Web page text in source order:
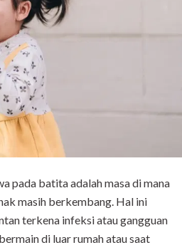
pada batita adalah masa di mana
masih berkembang. Hal ini
terkena infeksi atau gangguan
di luar rumah atau saat